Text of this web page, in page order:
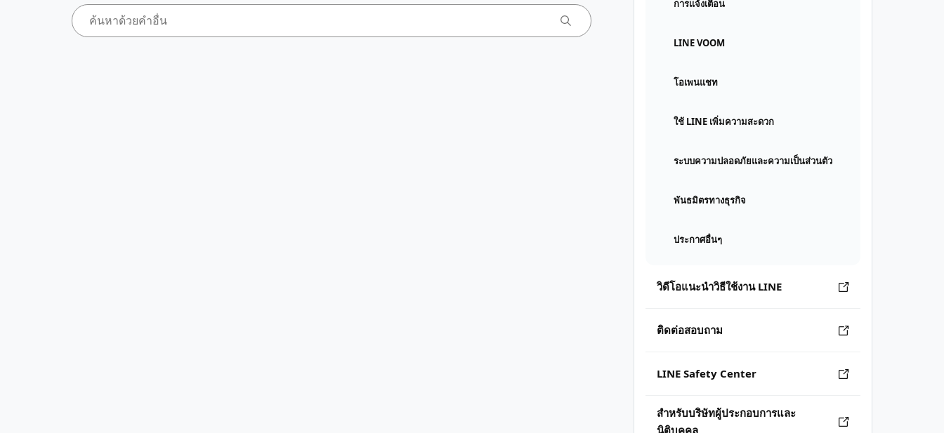
การแจ้งเตือน
LINE VOOM
โอเพนแชท
ใช้ LINE เพิ่มความสะดวก
ระบบความปลอดภัยและความเป็นส่วนตัว
พันธมิตรทางธุรกิจ
ประกาศอื่นๆ
วิดีโอแนะนำวิธีใช้งาน LINE
ติดต่อสอบถาม
LINE Safety Center
สำหรับบริษัทผู้ประกอบการและ
นิติบุคคล